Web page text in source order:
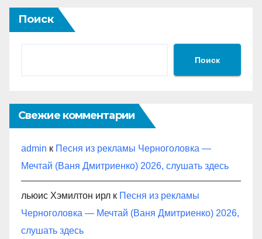
Поиск
Поиск
Свежие комментарии
admin к Песня из рекламы Черноголовка —
Мечтай (Ваня Дмитриенко) 2026, слушать здесь
льюис Хэмилтон ирл к Песня из рекламы
Черноголовка — Мечтай (Ваня Дмитриенко) 2026,
слушать здесь